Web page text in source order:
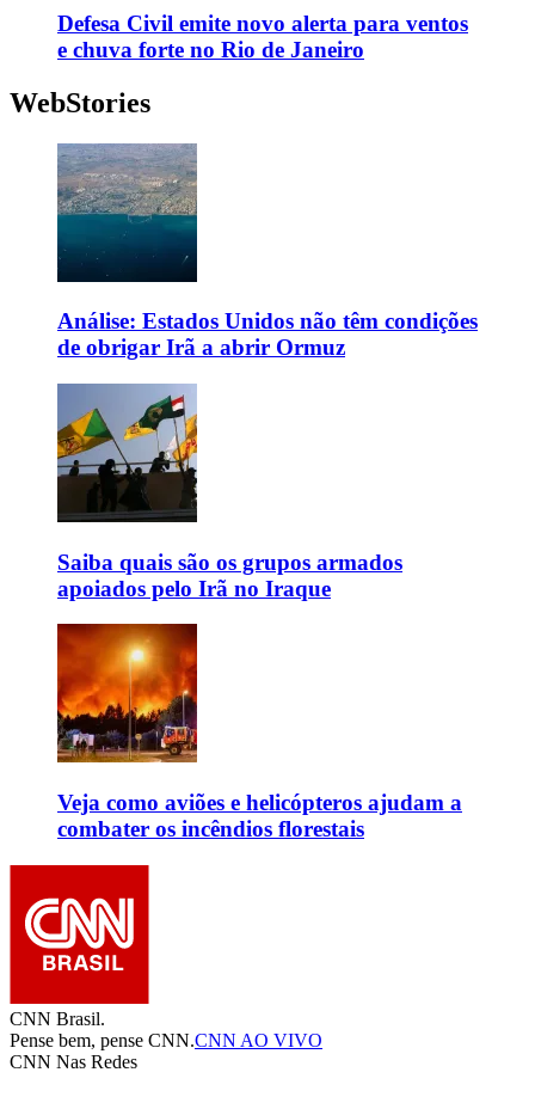
Defesa Civil emite novo alerta para ventos
e chuva forte no Rio de Janeiro
WebStories
Análise: Estados Unidos não têm condições
de obrigar Irã a abrir Ormuz
Saiba quais são os grupos armados
apoiados pelo Irã no Iraque
Veja como aviões e helicópteros ajudam a
combater os incêndios florestais
CNN Brasil.
Pense bem, pense CNN.CNN AO VIVO
CNN Nas Redes